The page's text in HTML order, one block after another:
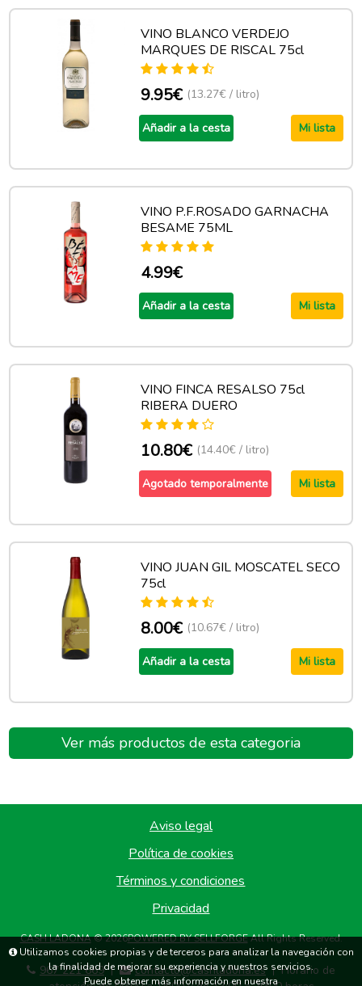
VINO BLANCO VERDEJO
MARQUES DE RISCAL 75cl
9.95€ (13.27€ / litro)
Añadir a la cesta Mi lista
VINO P.F.ROSADO GARNACHA
BESAME 75ML
4.99€
Añadir a la cesta Mi lista
VINO FINCA RESALSO 75cl
RIBERA DUERO
10.80€ (14.40€ / litro)
Agotado temporalmente Mi lista
VINO JUAN GIL MOSCATEL SECO
75cl
8.00€ (10.67€ / litro)
Añadir a la cesta Mi lista
Ver más productos de esta categoria
Aviso legal
Política de cookies
Términos y condiciones
Privacidad
CASH LADONA© 2026POWERED BY SELLFORGEAll Rights Reserved.
967 221 669 | contacto@cashladona.es | Horario de
Utilizamos cookies propias y de terceros para analizar la navegación con
la finalidad de mejorar su experiencia y nuestros servicios.
Puede obtener más información en nuestra